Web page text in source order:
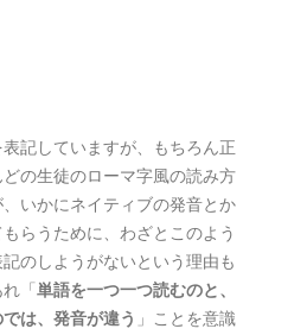
記していますが、もちろん正
の生徒のローマ字風の読み方
、いかにネイティブの発音とか
らうために、わざとこのよう
のしようがないという理由も
「単語を一つ一つ読むのと、
は、発音が違う 」ことを意識